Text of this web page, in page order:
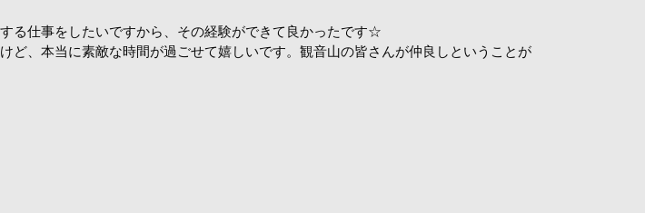
る仕事をしたいですから、その経験ができて良かったです☆
、本当に素敵な時間が過ごせて嬉しいです。観音山の皆さんが仲良しということが